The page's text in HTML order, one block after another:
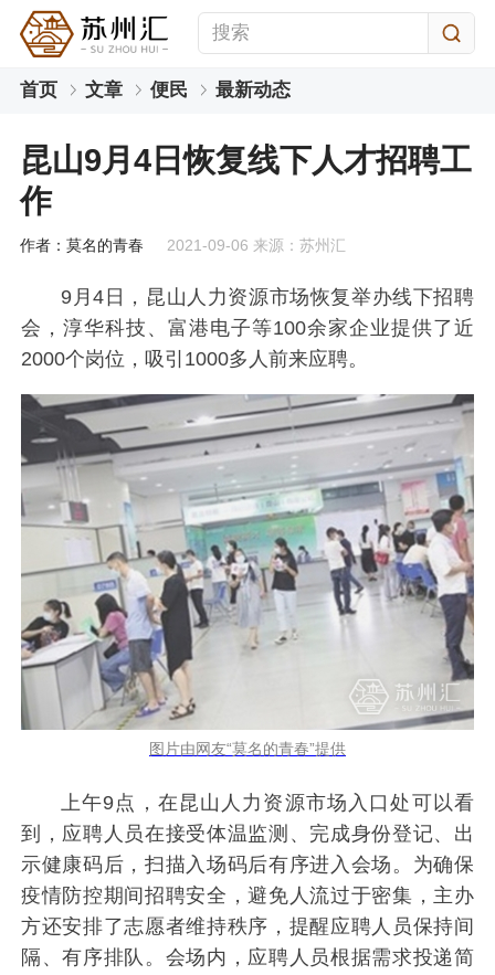
首页 文章 便民 最新动态
昆山9月4日恢复线下人才招聘工
作
作者：莫名的青春 2021-09-06 来源：苏州汇
9月4日，昆山人力资源市场恢复举办线下招聘
会，淳华科技、富港电子等100余家企业提供了近
2000个岗位，吸引1000多人前来应聘。
图片由网友“莫名的青春”提供
上午9点，在昆山人力资源市场入口处可以看
到，应聘人员在接受体温监测、完成身份登记、出
示健康码后，扫描入场码后有序进入会场。为确保
疫情防控期间招聘安全，避免人流过于密集，主办
方还安排了志愿者维持秩序，提醒应聘人员保持间
隔、有序排队。会场内，应聘人员根据需求投递简